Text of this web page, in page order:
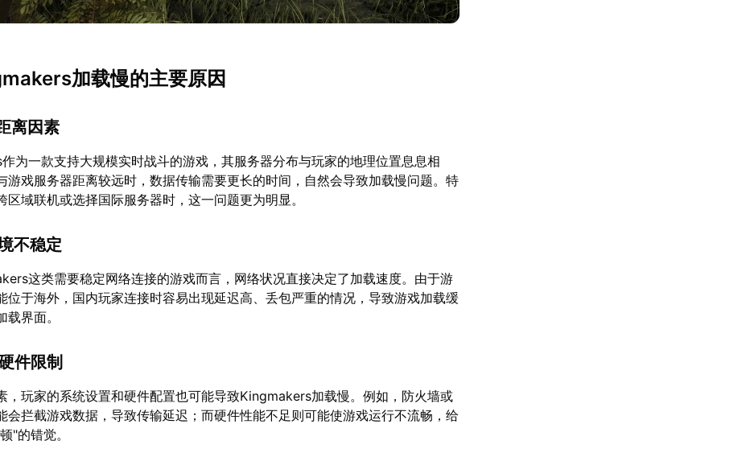
加载慢的主要原因
离因素
为一款支持大规模实时战斗的游戏，其服务器分布与玩家的地理位置息息相
游戏服务器距离较远时，数据传输需要更长的时间，自然会导致加载慢问题。特
区域联机或选择国际服务器时，这一问题更为明显。
不稳定
这类需要稳定网络连接的游戏而言，网络状况直接决定了加载速度。由于游
位于海外，国内玩家连接时容易出现延迟高、丢包严重的情况，导致游戏加载缓
界面。
件限制
，玩家的系统设置和硬件配置也可能导致Kingmakers加载慢。例如，防火墙或
会拦截游戏数据，导致传输延迟；而硬件性能不足则可能使游戏运行不流畅，给
"的错觉。